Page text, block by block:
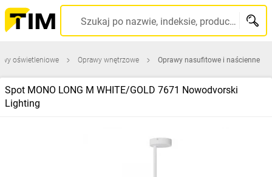
Szukaj po nazwie, indeksie, producencie, kodzie kreskowym...
oświetleniowe Oprawy wnętrzowe Oprawy nasufitowe i naścienne
Spot MONO LONG M WHITE/GOLD 7671 Nowodvorski
Lighting